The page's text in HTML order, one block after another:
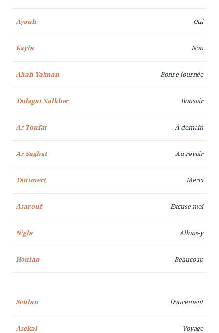
Ayouh Oui
Kayla Non
Ahah Yaknan Bonne journée
Tadagat Nalkher Bonsoir
Ar Toufat À demain
Ar Saghat Au revoir
Tanimert Merci
Asarouf Excuse moi
Nigla Allons-y
Houlan Beaucoup
Soulan Doucement
Asekal Voyage